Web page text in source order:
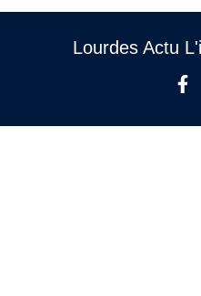
Lourdes Actu